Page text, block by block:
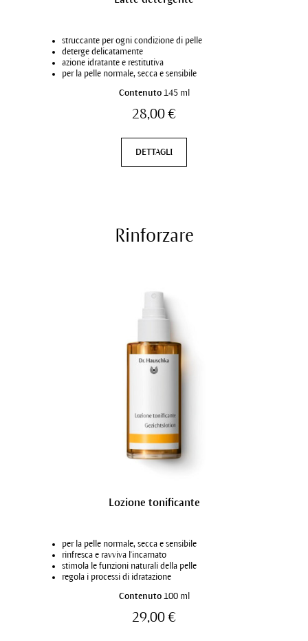
struccante per ogni condizione di pelle
deterge delicatamente
azione idratante e restitutiva
per la pelle normale, secca e sensibile
Contenuto 145 ml
28,00 €
DETTAGLI
Rinforzare
Lozione tonificante
per la pelle normale, secca e sensibile
rinfresca e ravviva l'incarnato
stimola le funzioni naturali della pelle
regola i processi di idratazione
Contenuto 100 ml
29,00 €